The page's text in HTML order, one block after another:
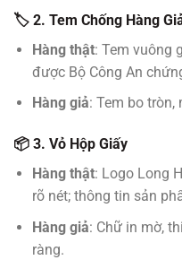
🏷️ 2. Tem Chống Hàng
Hàng thật: Tem vuông
được Bộ Công An
Hàng giả: Tem bo tròn,
📦 3. Vỏ Hộp Giấy
Hàng thật: Logo Long
rõ nét; thông tin sản
Hàng giả: Chữ in mờ,
ràng.